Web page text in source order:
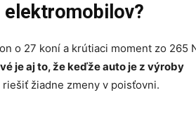
elektromobilov?
o 27 koní a krútiaci moment zo 265
je aj to, že keďže auto je z výroby
žiadne zmeny v poisťovni.